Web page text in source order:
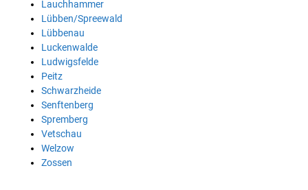
Lauchhammer
Lübben/Spreewald
Lübbenau
Luckenwalde
Ludwigsfelde
Peitz
Schwarzheide
Senftenberg
Spremberg
Vetschau
Welzow
Zossen